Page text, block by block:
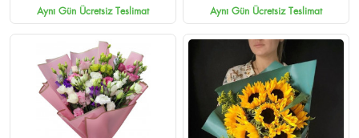
Aynı Gün Ücretsiz Teslimat Aynı Gün Ücretsiz Teslimat